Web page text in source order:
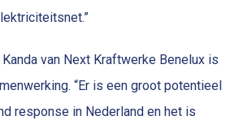
van Next Kraftwerke Benelux is
“Er is een groot potentieel
response in Nederland en het is